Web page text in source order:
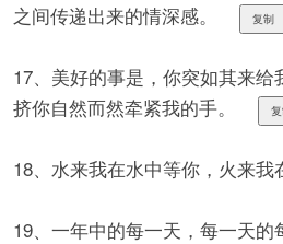
之间传递出来的情深感。
复制
17、美好的事是，你突如其来
挤你自然而然牵紧我的手。
18、水来我在水中等你，火来我
19、一年中的每一天，每一天